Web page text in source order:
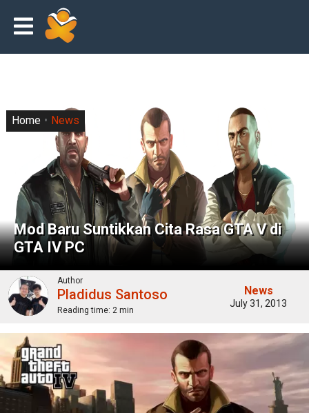
Mod Baru Suntikkan Cita Rasa GTA V di
GTA IV PC
Home News
Author
Pladidus Santoso
Reading time: 2 min
News
July 31, 2013